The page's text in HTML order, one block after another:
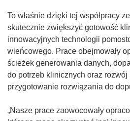
To właśnie dzięki tej współpracy
skutecznie zwiększyć gotowość
innowacyjnych technologii
wieńcowego. Prace obejmowały
ścieżek generowania danych,
do potrzeb klinicznych oraz
przygotowanie rozwiązania do
„Nasze prace zaowocowały